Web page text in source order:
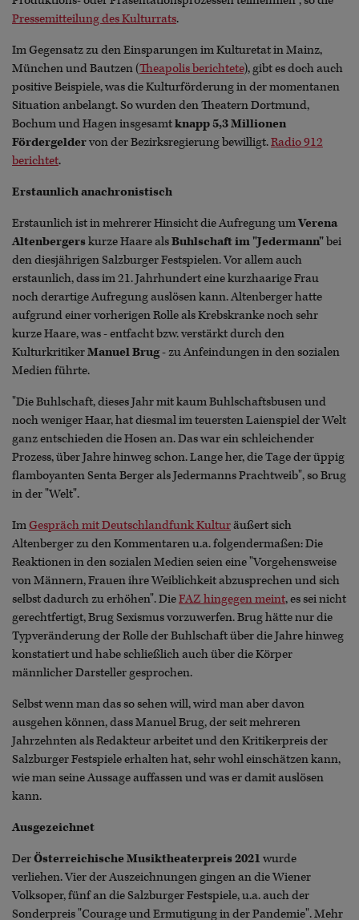
Pressemitteilung des Kulturrats.
Im Gegensatz zu den Einsparungen im Kulturetat in Mainz,
München und Bautzen (Theapolis berichtete), gibt es doch auch
positive Beispiele, was die Kulturförderung in der momentanen
Situation anbelangt. So wurden den Theatern Dortmund,
Bochum und Hagen insgesamtknapp 5,3 Millionen
Fördergeldervon der Bezirksregierung bewilligt.Radio 912
berichtet.
Erstaunlich anachronistisch
Erstaunlich ist in mehrerer Hinsicht die Aufregung umVerena
Altenbergerskurze Haare alsBuhlschaft im "Jedermann"bei
den diesjährigen Salzburger Festspielen. Vor allem auch
erstaunlich, dass im 21. Jahrhundert eine kurzhaarige Frau
noch derartige Aufregung auslösen kann. Altenberger hatte
aufgrund einer vorherigen Rolle als Krebskranke noch sehr
kurze Haare, was - entfacht bzw. verstärkt durch den
KulturkritikerManuel Brug- zu Anfeindungen in den sozialen
Medien führte.
"Die Buhlschaft, dieses Jahr mit kaum Buhlschaftsbusen und
noch weniger Haar, hat diesmal im teuersten Laienspiel der Welt
ganz entschieden die Hosen an. Das war ein schleichender
Prozess, über Jahre hinweg schon. Lange her, die Tage der üppig
flamboyanten Senta Berger als Jedermanns Prachtweib", so Brug
in der "Welt".
ImGespräch mit Deutschlandfunk Kulturäußert sich
Altenberger zu den Kommentaren u.a. folgendermaßen: Die
Reaktionen in den sozialen Medien seien eine "Vorgehensweise
von Männern, Frauen ihre Weiblichkeit abzusprechen und sich
selbst dadurch zu erhöhen". DieFAZ hingegen meint, es sei nicht
gerechtfertigt, Brug Sexismus vorzuwerfen. Brug hätte nur die
Typveränderung der Rolle der Buhlschaft über die Jahre hinweg
konstatiert und habe schließlich auch über die Körper
männlicher Darsteller gesprochen.
Selbst wenn man das so sehen will, wird man aber davon
ausgehen können, dass Manuel Brug, der seit mehreren
Jahrzehnten als Redakteur arbeitet und den Kritikerpreis der
Salzburger Festspiele erhalten hat, sehr wohl einschätzen kann,
wie man seine Aussage auffassen und was er damit auslösen
kann.
Ausgezeichnet
DerÖsterreichische Musiktheaterpreis 2021 wurde
verliehen. Vier der Auszeichnungen gingen an die Wiener
Volksoper, fünf an die Salzburger Festspiele, u.a. auch der
Sonderpreis "Courage und Ermutigung in der Pandemie". Mehr